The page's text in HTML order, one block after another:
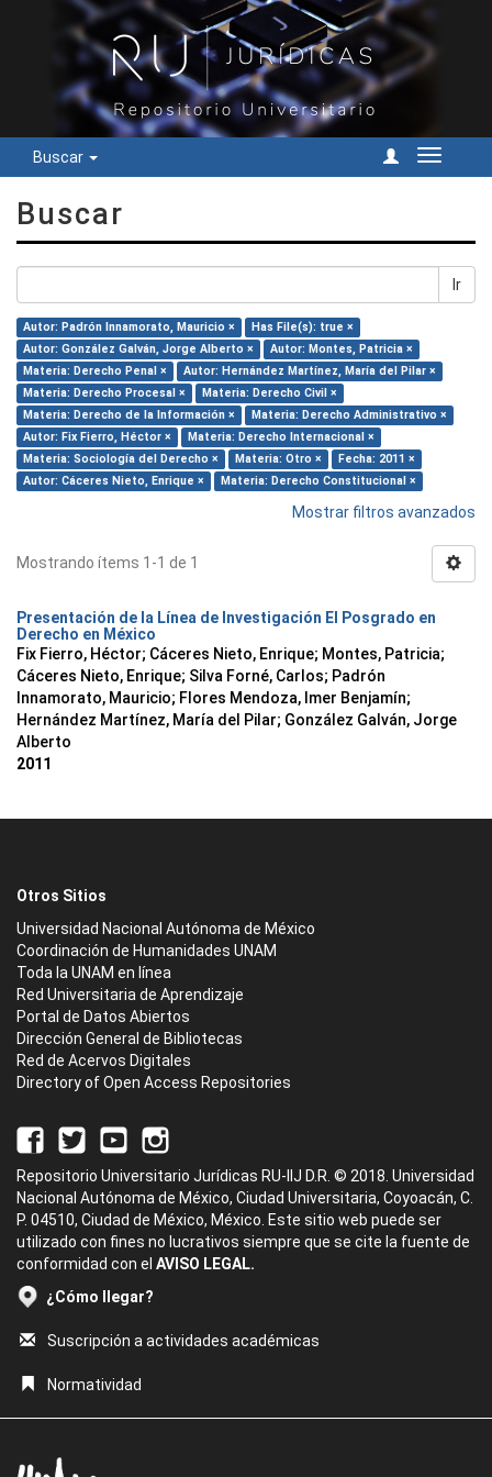
Buscar
Cambiar
Buscar
Ir
Autor: Padrón Innamorato, Mauricio ×
Has File(s): true ×
Autor: González Galván, Jorge Alberto ×
Autor: Montes, Patricia ×
Materia: Derecho Penal ×
Autor: Hernández Martínez, María del Pilar ×
Materia: Derecho Procesal ×
Materia: Derecho Civil ×
Materia: Derecho de la Información ×
Materia: Derecho Administrativo ×
Autor: Fix Fierro, Héctor ×
Materia: Derecho Internacional ×
Materia: Sociología del Derecho ×
Materia: Otro ×
Fecha: 2011 ×
Autor: Cáceres Nieto, Enrique ×
Materia: Derecho Constitucional ×
Mostrar filtros avanzados
Mostrando ítems 1-1 de 1
Presentación de la Línea de Investigación El Posgrado en
Derecho en México
Fix Fierro, Héctor; Cáceres Nieto, Enrique; Montes, Patricia;
Cáceres Nieto, Enrique; Silva Forné, Carlos; Padrón
Innamorato, Mauricio; Flores Mendoza, Imer Benjamín;
Hernández Martínez, María del Pilar; González Galván, Jorge
Alberto
2011
Otros Sitios
Universidad Nacional Autónoma de México
Coordinación de Humanidades UNAM
Toda la UNAM en línea
Red Universitaria de Aprendizaje
Portal de Datos Abiertos
Dirección General de Bibliotecas
Red de Acervos Digitales
Directory of Open Access Repositories
Repositorio Universitario Jurídicas RU-IIJ D.R. © 2018. Universidad
Nacional Autónoma de México, Ciudad Universitaria, Coyoacán, C.
P. 04510, Ciudad de México, México. Este sitio web puede ser
utilizado con fines no lucrativos siempre que se cite la fuente de
conformidad con el AVISO LEGAL.
¿Cómo llegar?
Suscripción a actividades académicas
Normatividad